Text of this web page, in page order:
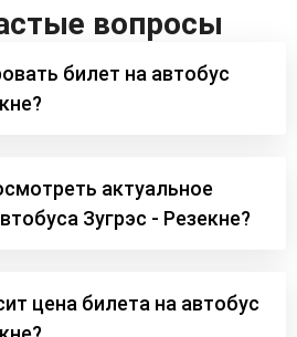
вопросы
билет на автобус
актуальное
Зугрэс - Резекне?
цена билета на автобус